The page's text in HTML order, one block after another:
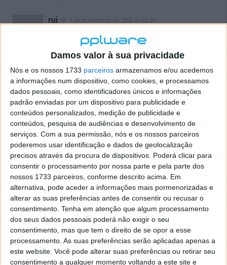
Damos valor à sua privacidade
Nós e os nossos 1733 parceiros armazenamos e/ou acedemos
a informações num dispositivo, como cookies, e processamos
dados pessoais, como identificadores únicos e informações
padrão enviadas por um dispositivo para publicidade e
conteúdos personalizados, medição de publicidade e
conteúdos, pesquisa de audiências e desenvolvimento de
serviços. Com a sua permissão, nós e os nossos parceiros
poderemos usar identificação e dados de geolocalização
precisos através da procura de dispositivos. Poderá clicar para
consentir o processamento por nossa parte e pela parte dos
nossos 1733 parceiros, conforme descrito acima. Em
alternativa, pode aceder a informações mais pormenorizadas e
alterar as suas preferências antes de consentir ou recusar o
consentimento. Tenha em atenção que algum processamento
dos seus dados pessoais poderá não exigir o seu
consentimento, mas que tem o direito de se opor a esse
processamento. As suas preferências serão aplicadas apenas a
este website. Você pode alterar suas preferências ou retirar seu
consentimento a qualquer momento voltando a este site e
rui
localizaçao referida n se encontra la nada k me permita por
o firefox como browser predefenido
Ja percorri o painel
tentei apagar o explorer na tentativa de forçar o uso do
firefox mas em vao. Kaso te lembres de outra dica fico
agradecido, caso contrario obrigado a mesma
Responder
Vítor M.
7 de Novembro de 2005 às 01:39
@Reporter
Desculpa mas o link funciona. Seja como for segue por mail
o MSn Messenger 8.
Responder
Vítor M.
@Rui
Tens de encontrar o que te falei. Faz da seguinte maneira,
janela iniciar e no topo dessa janela com o botão direito do
rato faz propriedades. Depois no separador Menu ‘Iniciar’
clica no botão ‘Personalizar’ aí encontrarás no separador